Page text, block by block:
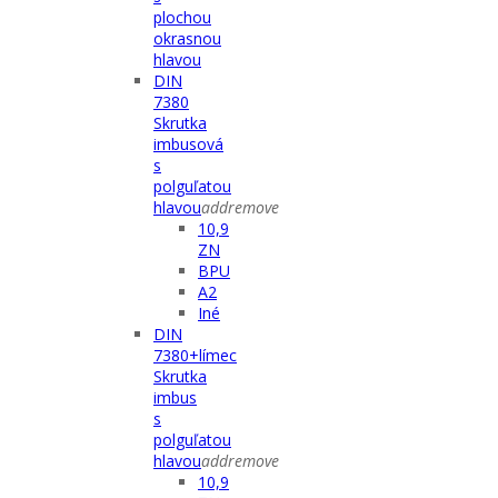
plochou
okrasnou
hlavou
DIN
7380
Skrutka
imbusová
s
polguľatou
hlavouaddremove
10,9
ZN
BPU
A2
Iné
DIN
7380+límec
Skrutka
imbus
s
polguľatou
hlavouaddremove
10,9